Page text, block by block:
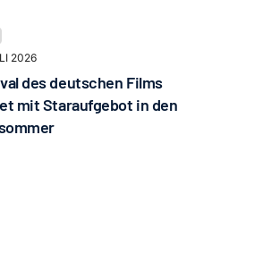
2026
des deutschen Films
mit Staraufgebot in den